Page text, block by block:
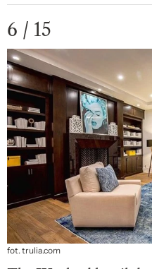
6 / 15
fot. trulia.com